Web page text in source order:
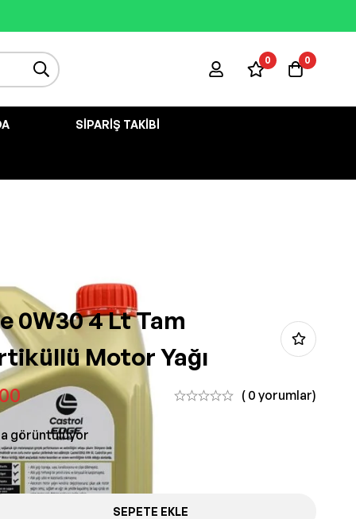
0 0
SIPARIŞ TAKIBI
0W30 4 Lt Tam
Motor Yağı
( 0 yorumlar)
görüntülüyor
SEPETE EKLE